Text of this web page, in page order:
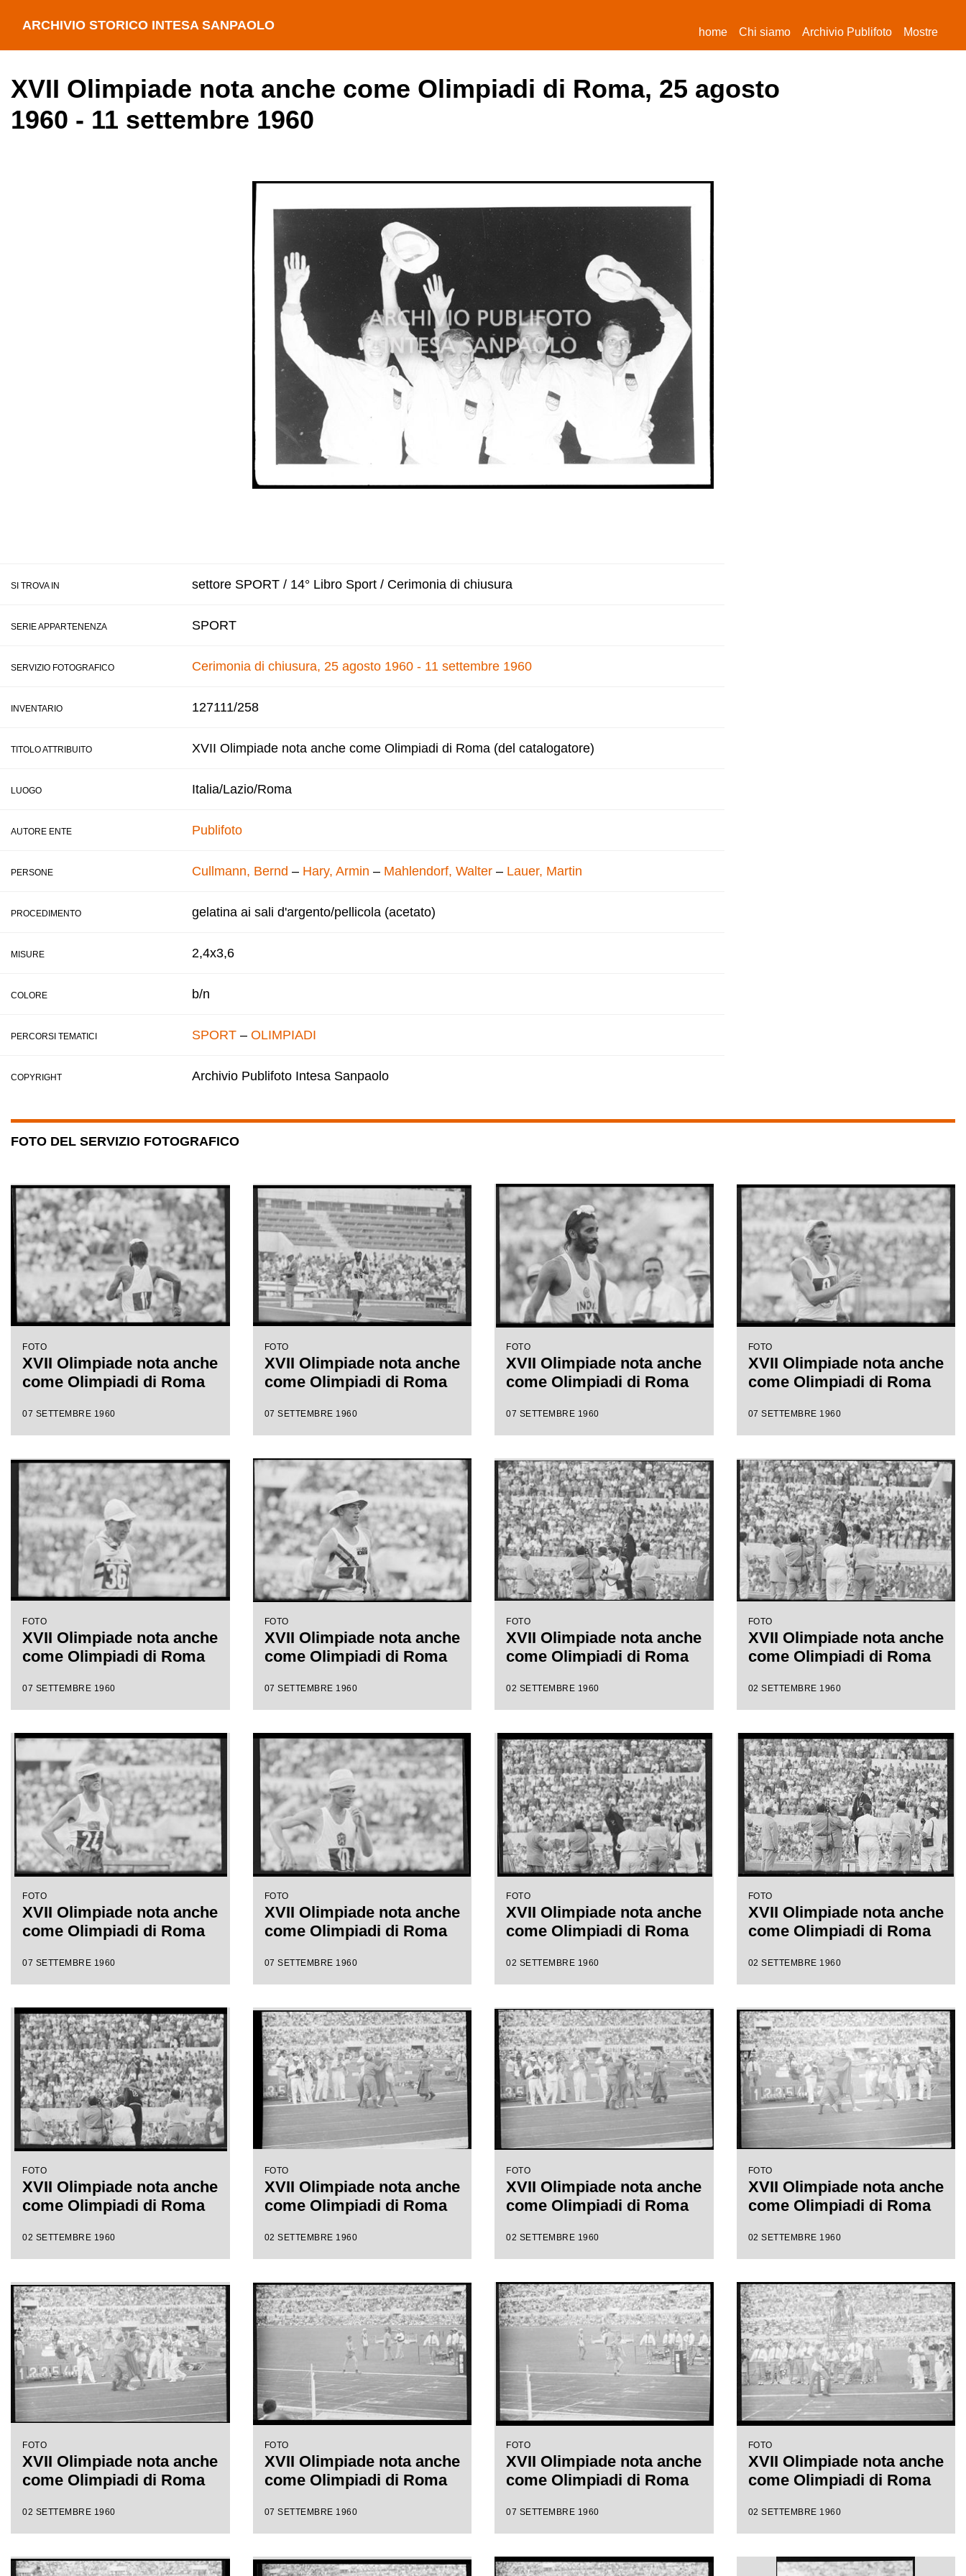
ARCHIVIO STORICO INTESA SANPAOLO home(current)
Chi siamo Archivio Publifoto Mostre
XVII Olimpiade nota anche come Olimpiadi di Roma, 25 agosto
1960 - 11 settembre 1960
SI TROVA IN settore SPORT / 14° Libro Sport / Cerimonia di chiusura
SERIE APPARTENENZA SPORT
SERVIZIO FOTOGRAFICO Cerimonia di chiusura, 25 agosto 1960 - 11 settembre 1960
INVENTARIO 127111/258
TITOLO ATTRIBUITO XVII Olimpiade nota anche come Olimpiadi di Roma (del catalogatore)
LUOGO Italia/Lazio/Roma
AUTORE ENTE Publifoto
PERSONE Cullmann, Bernd – Hary, Armin – Mahlendorf, Walter – Lauer, Martin
PROCEDIMENTO gelatina ai sali d'argento/pellicola (acetato)
MISURE 2,4x3,6
COLORE b/n
PERCORSI TEMATICI SPORT – OLIMPIADI
COPYRIGHT Archivio Publifoto Intesa Sanpaolo
FOTO DEL SERVIZIO FOTOGRAFICO
FOTO
XVII Olimpiade nota anche
come Olimpiadi di Roma
07 SETTEMBRE 1960
FOTO
XVII Olimpiade nota anche
come Olimpiadi di Roma
07 SETTEMBRE 1960
FOTO
XVII Olimpiade nota anche
come Olimpiadi di Roma
07 SETTEMBRE 1960
FOTO
XVII Olimpiade nota anche
come Olimpiadi di Roma
07 SETTEMBRE 1960
FOTO
XVII Olimpiade nota anche
come Olimpiadi di Roma
07 SETTEMBRE 1960
FOTO
XVII Olimpiade nota anche
come Olimpiadi di Roma
07 SETTEMBRE 1960
FOTO
XVII Olimpiade nota anche
come Olimpiadi di Roma
02 SETTEMBRE 1960
FOTO
XVII Olimpiade nota anche
come Olimpiadi di Roma
02 SETTEMBRE 1960
FOTO
XVII Olimpiade nota anche
come Olimpiadi di Roma
07 SETTEMBRE 1960
FOTO
XVII Olimpiade nota anche
come Olimpiadi di Roma
07 SETTEMBRE 1960
FOTO
XVII Olimpiade nota anche
come Olimpiadi di Roma
02 SETTEMBRE 1960
FOTO
XVII Olimpiade nota anche
come Olimpiadi di Roma
02 SETTEMBRE 1960
FOTO
XVII Olimpiade nota anche
come Olimpiadi di Roma
02 SETTEMBRE 1960
FOTO
XVII Olimpiade nota anche
come Olimpiadi di Roma
02 SETTEMBRE 1960
FOTO
XVII Olimpiade nota anche
come Olimpiadi di Roma
02 SETTEMBRE 1960
FOTO
XVII Olimpiade nota anche
come Olimpiadi di Roma
02 SETTEMBRE 1960
FOTO
XVII Olimpiade nota anche
come Olimpiadi di Roma
02 SETTEMBRE 1960
FOTO
XVII Olimpiade nota anche
come Olimpiadi di Roma
07 SETTEMBRE 1960
FOTO
XVII Olimpiade nota anche
come Olimpiadi di Roma
07 SETTEMBRE 1960
FOTO
XVII Olimpiade nota anche
come Olimpiadi di Roma
02 SETTEMBRE 1960